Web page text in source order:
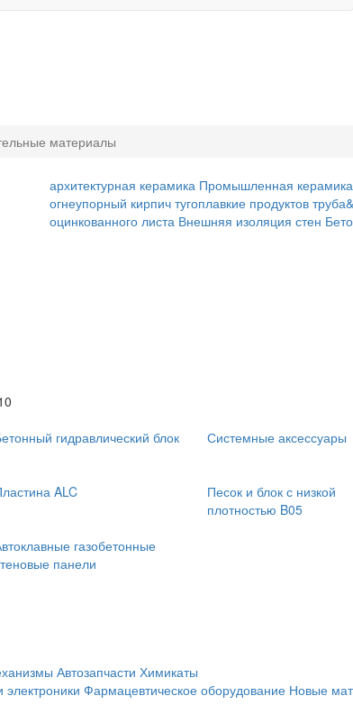
материалы
архитектурная керамика Промышленная керамика
огнеупорный кирпич тугоплавкие продуктов
оцинкованного листа Внешняя изоляция стен
гидравлический блок Системные аксессуары
ALC
Песок и блок с низкой
плотностью B05
газобетонные
панели
Автозапчасти Химикаты
электроники Фармацевтическое оборудование Новые